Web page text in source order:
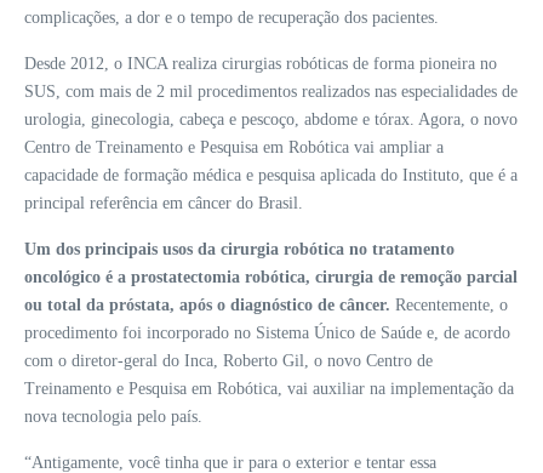
complicações, a dor e o tempo de recuperação dos pacientes.
Desde 2012, o INCA realiza cirurgias robóticas de forma pioneira no
SUS, com mais de 2 mil procedimentos realizados nas especialidades de
urologia, ginecologia, cabeça e pescoço, abdome e tórax. Agora, o novo
Centro de Treinamento e Pesquisa em Robótica vai ampliar a
capacidade de formação médica e pesquisa aplicada do Instituto, que é a
principal referência em câncer do Brasil.
Um dos principais usos da cirurgia robótica no tratamento
oncológico é a prostatectomia robótica, cirurgia de remoção parcial
ou total da próstata, após o diagnóstico de câncer. Recentemente, o
procedimento foi incorporado no Sistema Único de Saúde e, de acordo
com o diretor-geral do Inca, Roberto Gil, o novo Centro de
Treinamento e Pesquisa em Robótica, vai auxiliar na implementação da
nova tecnologia pelo país.
“Antigamente, você tinha que ir para o exterior e tentar essa